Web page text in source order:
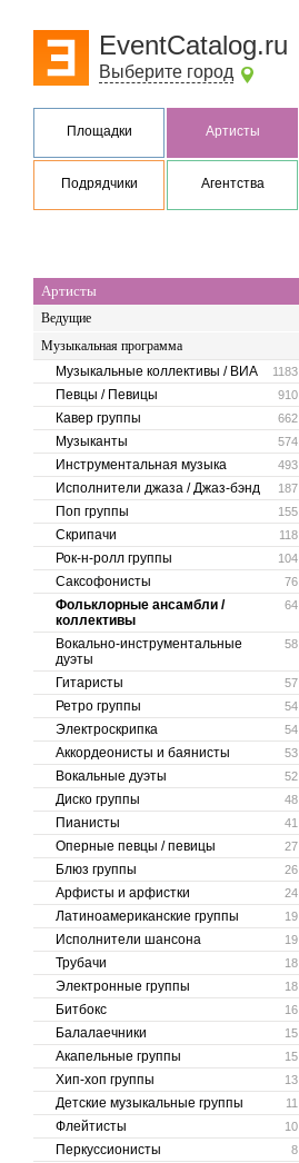
EventCatalog.ru
Выберите город
Площадки Артисты
Подрядчики Агентства
Артисты
Ведущие
Музыкальная программа
1183
Музыкальные коллективы / ВИА
910
Певцы / Певицы
662
Кавер группы
574
Музыканты
493
Инструментальная музыка
187
Исполнители джаза / Джаз-бэнд
155
Поп группы
118
Скрипачи
104
Рок-н-ролл группы
76
Саксофонисты
64
Фольклорные ансамбли /
коллективы
58
Вокально-инструментальные
дуэты
57
Гитаристы
54
Ретро группы
54
Электроскрипка
53
Аккордеонисты и баянисты
52
Вокальные дуэты
48
Диско группы
41
Пианисты
27
Оперные певцы / певицы
26
Блюз группы
24
Арфисты и арфистки
19
Латиноамериканские группы
19
Исполнители шансона
18
Трубачи
18
Электронные группы
16
Битбокс
15
Балалаечники
15
Акапельные группы
13
Хип-хоп группы
11
Детские музыкальные группы
10
Флейтисты
8
Перкуссионисты